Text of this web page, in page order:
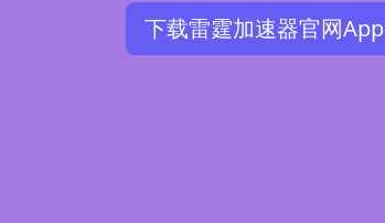
下载雷霆加速器官网App